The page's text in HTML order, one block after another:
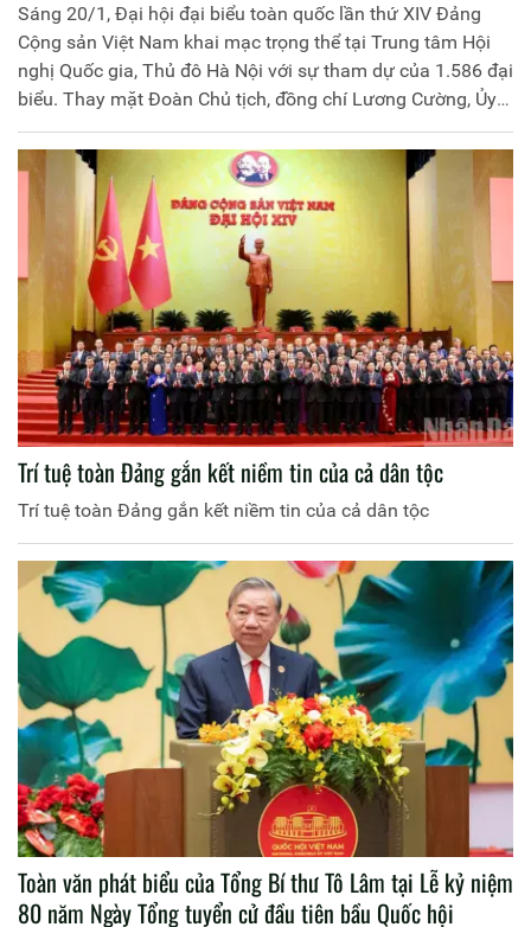
Sáng 20/1, Đại hội đại biểu toàn quốc lần thứ XIV Đảng
Cộng sản Việt Nam khai mạc trọng thể tại Trung tâm Hội
nghị Quốc gia, Thủ đô Hà Nội với sự tham dự của 1.586 đại
biểu. Thay mặt Đoàn Chủ tịch, đồng chí Lương Cường, Ủy
viên Bộ Chính trị, Chủ tịch nước Cộng hòa xã hội chủ nghĩa
Việt Nam đọc Diễn văn khai mạc Đại hội. Trang Thông tin
điện tử Học viện Chính trị CAND xin trân trọng giới thiệu
toàn văn Diễn văn.
Trí tuệ toàn Đảng gắn kết niềm tin của cả dân tộc
Trí tuệ toàn Đảng gắn kết niềm tin của cả dân tộc
Toàn văn phát biểu của Tổng Bí thư Tô Lâm tại Lễ kỷ niệm
80 năm Ngày Tổng tuyển cử đầu tiên bầu Quốc hội